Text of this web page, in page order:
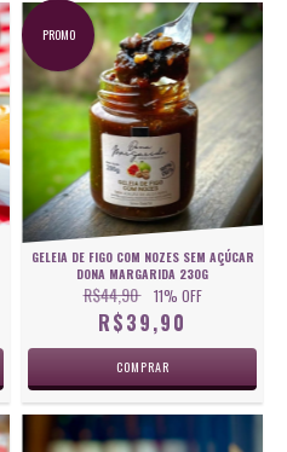
PROMO
GELEIA DE FIGO COM NOZES SEM AÇÚCAR
DONA MARGARIDA 230G
R$44,90 11% OFF
R$39,90